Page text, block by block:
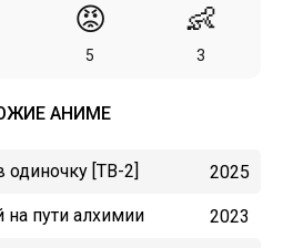
😡
5
👶
3
АНИМЕ
одиночку [ТВ-2] 2025
пути алхимии 2023